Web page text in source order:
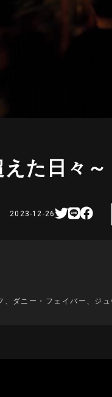
た日々～
2023-12-26
ダニー・フェイバー、ジ